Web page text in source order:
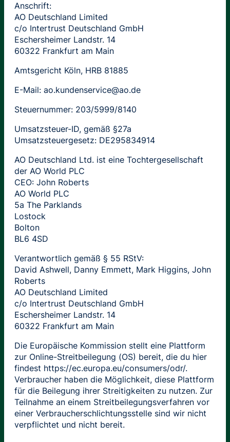
Anschrift:
AO Deutschland Limited
c/o Intertrust Deutschland GmbH
Eschersheimer Landstr. 14
60322 Frankfurt am Main
Amtsgericht Köln, HRB 81885
E-Mail: ao.kundenservice@ao.de
Steuernummer: 203/5999/8140
Umsatzsteuer-ID, gemäß §27a
Umsatzsteuergesetz: DE295834914
AO Deutschland Ltd. ist eine Tochtergesellschaft
der AO World PLC
CEO: John Roberts
AO World PLC
5a The Parklands
Lostock
Bolton
BL6 4SD
Verantwortlich gemäß § 55 RStV:
David Ashwell, Danny Emmett, Mark Higgins, John
Roberts
AO Deutschland Limited
c/o Intertrust Deutschland GmbH
Eschersheimer Landstr. 14
60322 Frankfurt am Main
Die Europäische Kommission stellt eine Plattform
zur Online-Streitbeilegung (OS) bereit, die du hier
findest https://ec.europa.eu/consumers/odr/.
Verbraucher haben die Möglichkeit, diese Plattform
für die Beilegung ihrer Streitigkeiten zu nutzen. Zur
Teilnahme an einem Streitbeilegungsverfahren vor
einer Verbraucherschlichtungsstelle sind wir nicht
verpflichtet und nicht bereit.